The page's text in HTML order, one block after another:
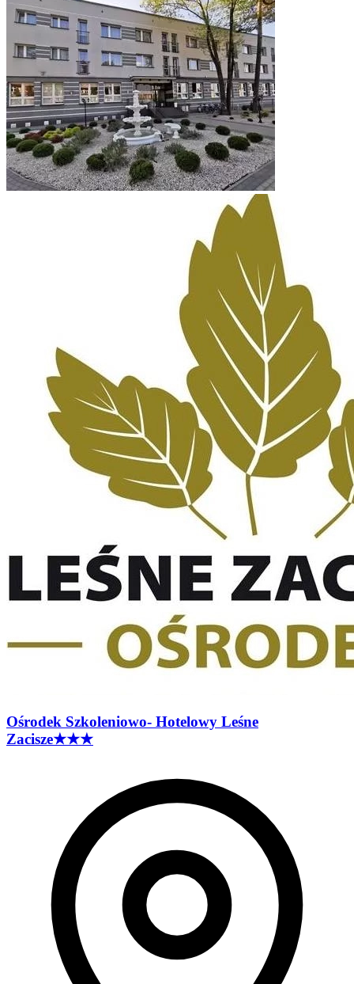
Ośrodek Szkoleniowo- Hotelowy Leśne
Zacisze★★★